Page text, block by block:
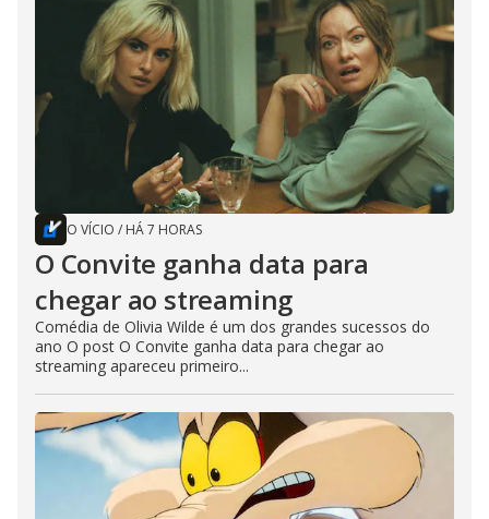
O VÍCIO / HÁ 7 HORAS
O Convite ganha data para
chegar ao streaming
Comédia de Olivia Wilde é um dos grandes sucessos do
ano O post O Convite ganha data para chegar ao
streaming apareceu primeiro...